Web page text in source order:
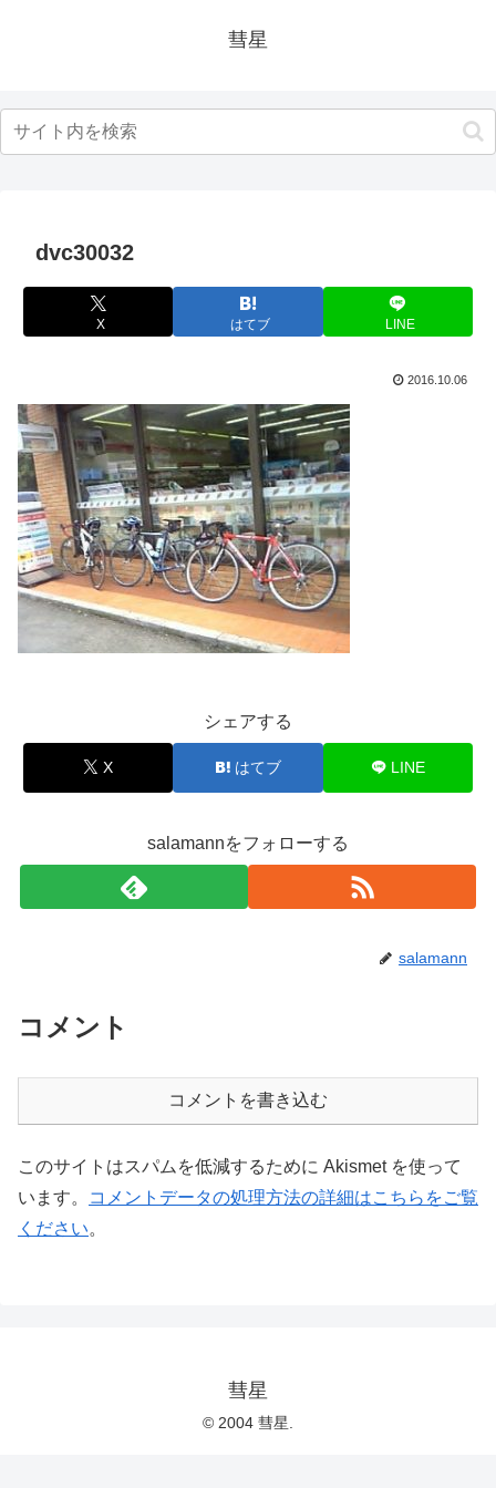
彗星
dvc30032
X はてブ LINE
2016.10.06
シェアする
X はてブ LINE
salamannをフォローする
salamann
コメント
コメントを書き込む
このサイトはスパムを低減するために Akismet を使って
います。
コメントデータの処理方法の詳細はこちらをご覧
ください。
彗星
© 2004 彗星.